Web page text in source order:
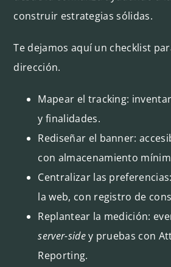
construir estrategias sólidas.
Te dejamos aquí un checklist
dirección.
Mapear el tracking:
y finalidades.
Rediseñar el banner:
con almacenamiento
Centralizar las
la web, con registro de
Replantear la medición:
server-sidey pruebas con
Reporting.